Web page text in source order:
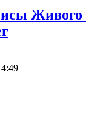
Живого